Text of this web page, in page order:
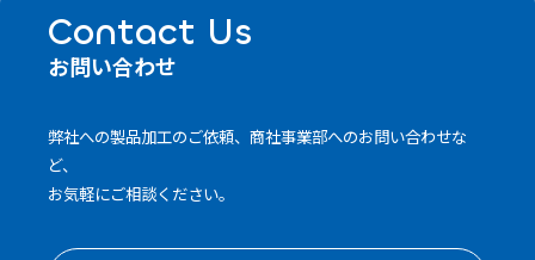
Contact Us
お問い合わせ
弊社への製品加工のご依頼、商社事業部へのお問い合わせな
ど、
お気軽にご相談ください。